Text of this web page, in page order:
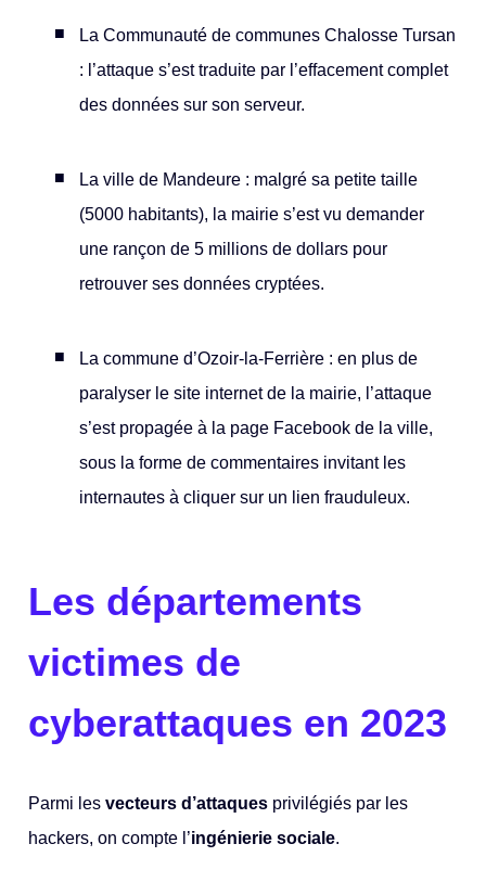
La Communauté de communes Chalosse Tursan
: l’attaque s’est traduite par l’effacement complet
des données sur son serveur.
La ville de Mandeure : malgré sa petite taille
(5000 habitants), la mairie s’est vu demander
une rançon de 5 millions de dollars pour
retrouver ses données cryptées.
La commune d’Ozoir-la-Ferrière : en plus de
paralyser le site internet de la mairie, l’attaque
s’est propagée à la page Facebook de la ville,
sous la forme de commentaires invitant les
internautes à cliquer sur un lien frauduleux.
Les départements
victimes de
cyberattaques en 2023
Parmi les vecteurs d’attaques privilégiés par les
hackers, on compte l’ingénierie sociale.